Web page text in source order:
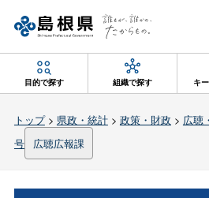
目的で探す 組織で探す キ
トップ> 県政・統計> 政策・財政 > 広聴
号
広聴広報課